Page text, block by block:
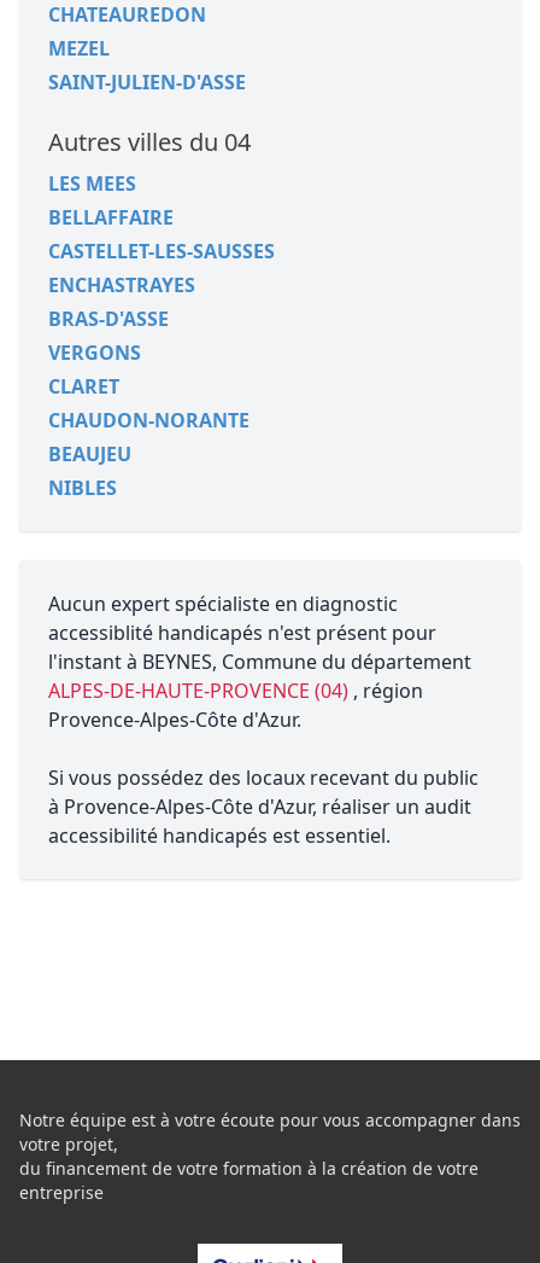
CHATEAUREDON
MEZEL
SAINT-JULIEN-D'ASSE
Autres villes du 04
LES MEES
BELLAFFAIRE
CASTELLET-LES-SAUSSES
ENCHASTRAYES
BRAS-D'ASSE
VERGONS
CLARET
CHAUDON-NORANTE
BEAUJEU
NIBLES
Aucun expert spécialiste en diagnostic
accessiblité handicapés n'est présent pour
l'instant à BEYNES, Commune du département
ALPES-DE-HAUTE-PROVENCE (04) , région
Provence-Alpes-Côte d'Azur.
Si vous possédez des locaux recevant du public
à Provence-Alpes-Côte d'Azur, réaliser un audit
accessibilité handicapés est essentiel.
Notre équipe est à votre écoute pour vous accompagner dans
votre projet,
du financement de votre formation à la création de votre
entreprise